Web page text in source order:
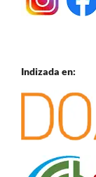
Indizada en: